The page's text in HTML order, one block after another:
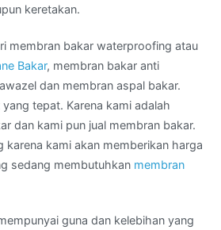
keretakan.
membran bakar waterproofing atau
Bakar, membran bakar anti
dan membran aspal bakar.
tepat. Karena kami adalah
dan kami pun jual membran bakar.
karena kami akan memberikan harga
sedang membutuhkan membran
guna dan kelebihan yang